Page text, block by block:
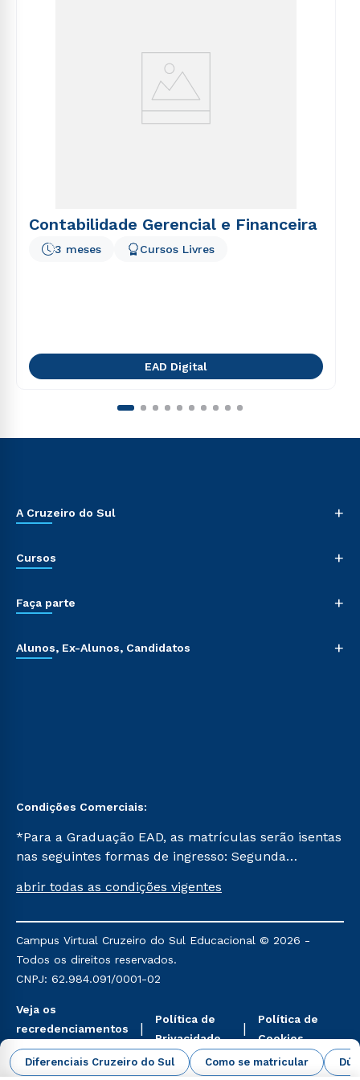
Diferenciais Cruzeiro do Sul Como se matricular
Contabilidade Gerencial e Financeira
3 meses Cursos Livres
EAD Digital
A Cruzeiro do Sul +
Cursos +
Faça parte +
Alunos, Ex-Alunos, Candidatos +
Condições Comerciais:
*Para a Graduação EAD, as matrículas serão isentas
nas seguintes formas de ingresso: Segunda
Já para as demais, a taxa de matrícula será de R$
mencionadas são referentes aos cursos: Ensino
Religioso, Geografia para a Docência e Metodologia
do Ensino de História: Questões Atuais.
abrir todas as condições vigentes
Campus Virtual Cruzeiro do Sul Educacional © 2026 -
Todos os direitos reservados.
CNPJ: 62.984.091/0001-02
Veja os
recredenciamentos
aqui
Política de
Privacidade
Política de
Cookies